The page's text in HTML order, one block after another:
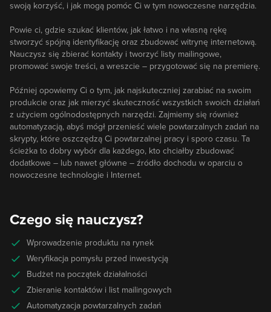
swoją korzyść, i jak mogą pomóc Ci w tym nowoczesne narzędzia.
Powie ci, gdzie szukać klientów, jak łatwo i na własną rękę
stworzyć spójną identyfikację oraz zbudować witrynę internetową.
Nauczysz się zbierać kontakty i tworzyć listy mailingowe,
promować swoje treści, a wreszcie – przygotować się na premierę.
Później opowiemy Ci o tym, jak najskuteczniej zarabiać na swoim
produkcie oraz jak mierzyć skuteczność wszystkich swoich działań
z użyciem ogólnodostępnych narzędzi. Zajmiemy się również
automatyzacją, abyś mógł przenieść wiele powtarzalnych zadań na
skrypty, które oszczędzą Ci powtarzalnej pracy i sporo czasu. Ta
ścieżka to dobry wybór dla każdego, kto chciałby zbudować
dodatkowe – lub nawet główne – źródło dochodu w oparciu o
nowoczesne technologie i Internet.
Czego się nauczysz?
Wprowadzenie produktu na rynek
Weryfikacja pomysłu przed inwestycją
Budżet na początek działalności
Zbieranie kontaktów i list mailingowych
Automatyzacja powtarzalnych zadań